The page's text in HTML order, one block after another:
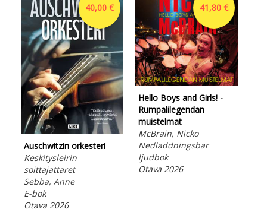
40,00 €
Auschwitzin orkesteri
Keskitysleirin
soittajattaret
Sebba, Anne
E-bok
Otava 2026
41,80 €
Hello Boys and Girls! -
Rumpalilegendan
muistelmat
McBrain, Nicko
Nedladdningsbar
ljudbok
Otava 2026